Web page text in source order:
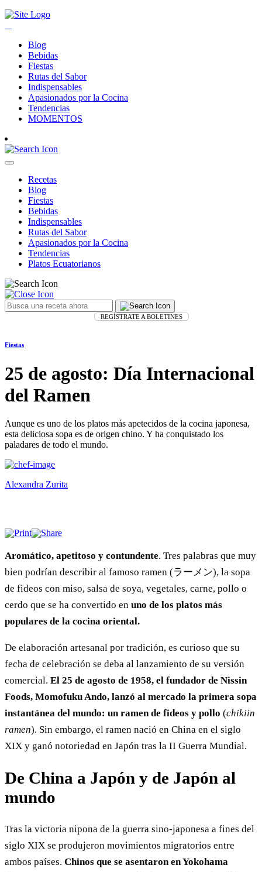
Blog
Bebidas
Fiestas
Rutas del Sabor
Indispensables
Apasionados por la Cocina
Tendencias
MOMENTOS
Recetas
Blog
Fiestas
Bebidas
Indispensables
Rutas del Sabor
Apasionados por la Cocina
Tendencias
Platos Ecuatorianos
REGÍSTRATE A BOLETINES
Fiestas
25 de agosto: Día Internacional
del Ramen
Aunque es uno de los platos más apetecidos de la cocina japonesa,
esta deliciosa sopa es de origen chino. Y ha conquistado los
paladares de todo el mundo.
Alexandra Zurita
Aromático, apetitoso y contundente. Tres palabras que muy
bien podrían describir al famoso ramen (ラーメン), la sopa
de fideos con miso, salsa de soya, vegetales, carne, pollo o
cerdo que se ha convertido en uno de los platos más
populares de la cocina oriental.
De elaboración artesanal por tradición, es curioso que su
fecha de celebración se deba al lanzamiento de su versión
comercial. El 25 de agosto de 1958, el fundador de Nissin
Foods, Momofuku Ando, lanzó al mercado la primera sopa
instantánea del mundo: un ramen de fideos y pollo (chikiin
ramen). Sin embargo, el ramen nació en China en el siglo
XIX y ganó notoriedad en Japón tras la II Guerra Mundial.
De China a Japón y de Japón al
mundo
Tras la victoria nipona de la guerra sino-japonesa a fines del
siglo XIX se produjeron movimientos migratorios entre
ambos países. Chinos que se asentaron en Yokohama